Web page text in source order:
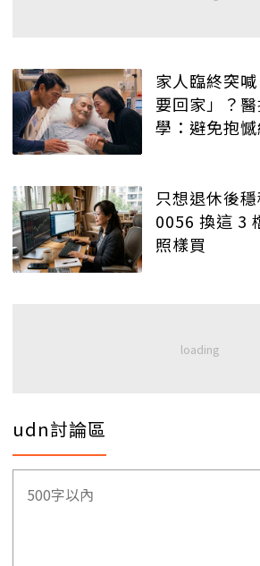
家人臨終突
要回家」？
學：避免抱
只想退休後
0056 換這 3
照樣買
udn討論區